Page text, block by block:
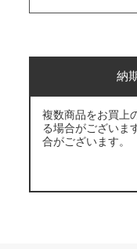
納
複数商品をお買上
る場合がございま
合がございます。